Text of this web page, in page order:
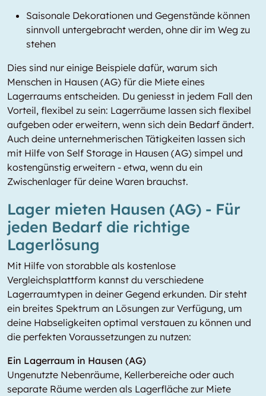
Saisonale Dekorationen und Gegenstände können
sinnvoll untergebracht werden, ohne dir im Weg zu
stehen
Dies sind nur einige Beispiele dafür, warum sich
Menschen in Hausen (AG) für die Miete eines
Lagerraums entscheiden. Du geniesst in jedem Fall den
Vorteil, flexibel zu sein: Lagerräume lassen sich flexibel
aufgeben oder erweitern, wenn sich dein Bedarf ändert.
Auch deine unternehmerischen Tätigkeiten lassen sich
mit Hilfe von Self Storage in Hausen (AG) simpel und
kostengünstig erweitern - etwa, wenn du ein
Zwischenlager für deine Waren brauchst.
Lager mieten Hausen (AG) - Für
jeden Bedarf die richtige
Lagerlösung
Mit Hilfe von storabble als kostenlose
Vergleichsplattform kannst du verschiedene
Lagerraumtypen in deiner Gegend erkunden. Dir steht
ein breites Spektrum an Lösungen zur Verfügung, um
deine Habseligkeiten optimal verstauen zu können und
die perfekten Voraussetzungen zu nutzen:
Ein Lagerraum in Hausen (AG)
Ungenutzte Nebenräume, Kellerbereiche oder auch
separate Räume werden als Lagerfläche zur Miete